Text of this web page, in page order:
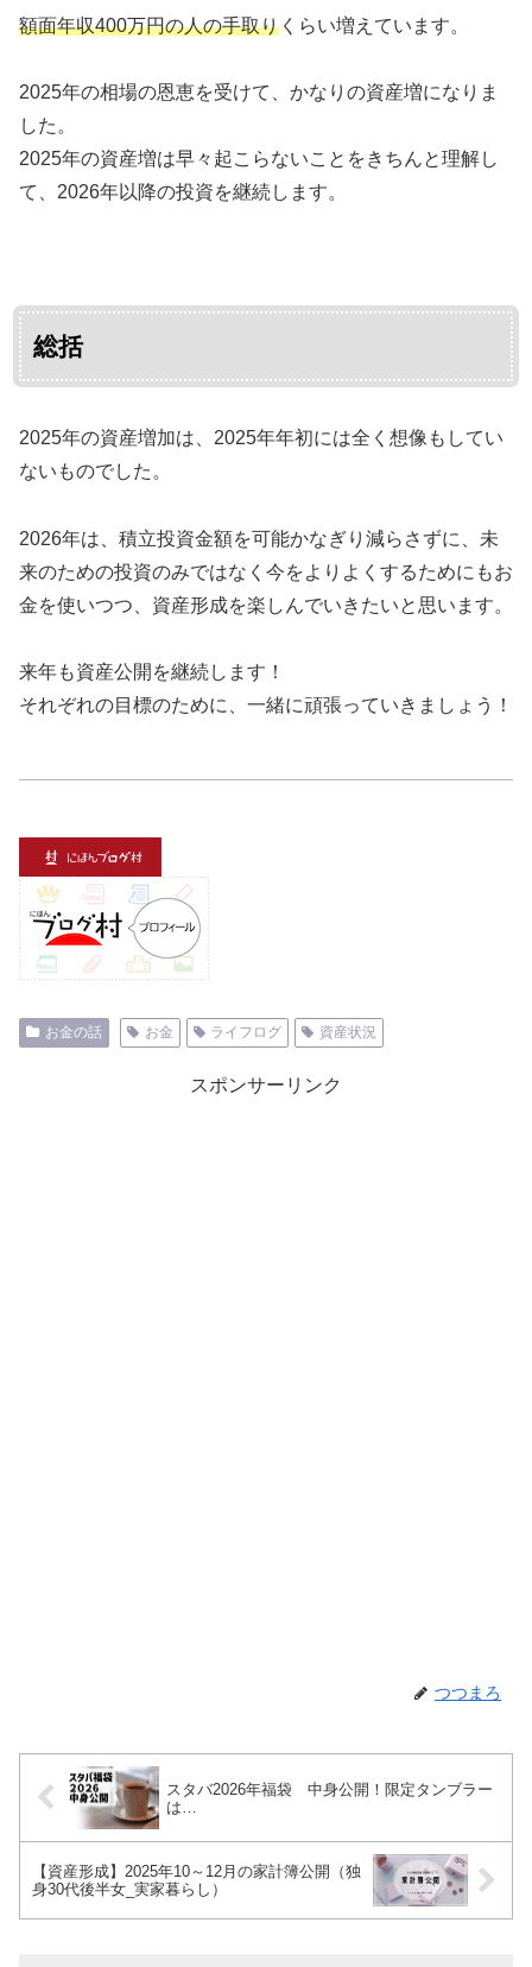
額面年収400万円の人の手取り くらい増えています。
2025年の相場の恩恵を受けて、かなりの資産増になりま
した。
2025年の資産増は早々起こらないことをきちんと理解し
て、2026年以降の投資を継続します。
総括
2025年の資産増加は、2025年年初には全く想像もしてい
ないものでした。
2026年は、積立投資金額を可能かなぎり減らさずに、未
来のための投資のみではなく今をよりよくするためにもお
金を使いつつ、資産形成を楽しんでいきたいと思います。
来年も資産公開を継続します！
それぞれの目標のために、一緒に頑張っていきましょう！
お金の話 お金 ライフログ 資産状況
スポンサーリンク
つつまろ
スタバ2026年福袋 中身公開！限定タンブラー
は…
【資産形成】2025年10～12月の家計簿公開（独
身30代後半女_実家暮らし）